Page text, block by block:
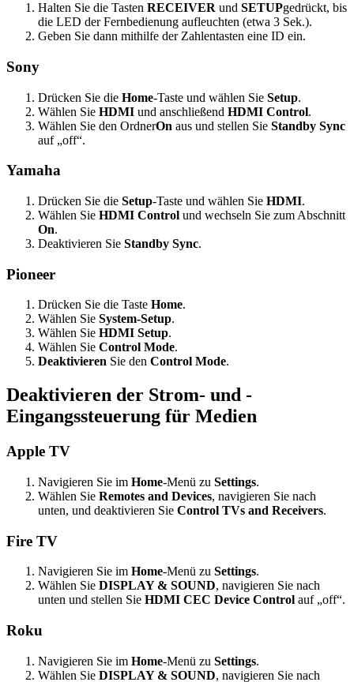
Halten Sie die Tasten RECEIVER und SETUPgedrückt, bis
die LED der Fernbedienung aufleuchten (etwa 3 Sek.).
Geben Sie dann mithilfe der Zahlentasten eine ID ein.
Sony
Drücken Sie die Home-Taste und wählen Sie Setup.
Wählen Sie HDMI und anschließend HDMI Control.
Wählen Sie den OrdnerOn aus und stellen Sie Standby Sync
auf „off“.
Yamaha
Drücken Sie die Setup-Taste und wählen Sie HDMI.
Wählen Sie HDMI Control und wechseln Sie zum Abschnitt
On.
Deaktivieren Sie Standby Sync.
Pioneer
Drücken Sie die Taste Home.
Wählen Sie System-Setup.
Wählen Sie HDMI Setup.
Wählen Sie Control Mode.
Deaktivieren Sie den Control Mode.
Deaktivieren der Strom- und -
Eingangssteuerung für Medien
Apple TV
Navigieren Sie im Home-Menü zu Settings.
Wählen Sie Remotes and Devices, navigieren Sie nach
unten, und deaktivieren Sie Control TVs and Receivers.
Fire TV
Navigieren Sie im Home-Menü zu Settings.
Wählen Sie DISPLAY & SOUND, navigieren Sie nach
unten und stellen Sie HDMI CEC Device Control auf „off“.
Roku
Navigieren Sie im Home-Menü zu Settings.
Wählen Sie DISPLAY & SOUND, navigieren Sie nach